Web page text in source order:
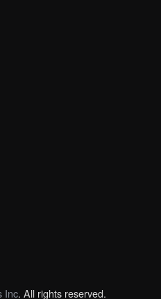
Inc. All rights reserved.